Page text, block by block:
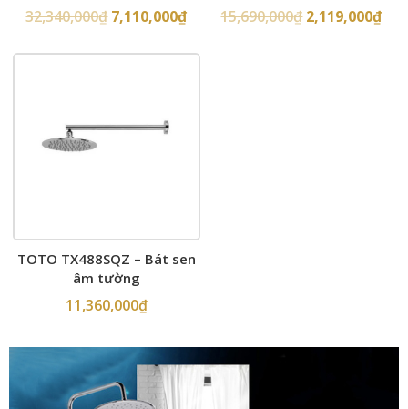
32,340,000₫ 7,110,000₫ 15,690,000₫ 2,119,000₫
TOTO TX488SQZ – Bát sen
âm tường
11,360,000₫